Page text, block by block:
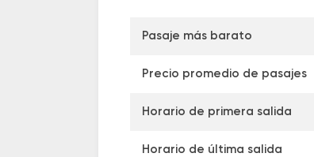
Pasaje más barato
Precio promedio de pasajes
Horario de primera salida
Horario de última salida